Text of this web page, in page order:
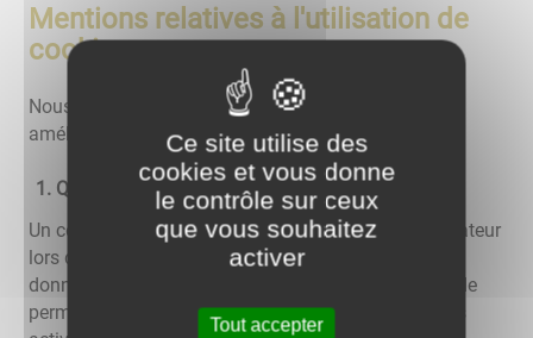
Mentions relatives à l'utilisation de
cookies
Nous utilisons différents cookies sur le site pour
améliorer l'interactivité du site.
Qu'est-ce qu'un "cookie" ?
Un cookie est un fichier texte déposé sur votre ordinateur
lors de la visite d'un site. Il permet de conserver des
données utilisateur afin de faciliter la navigation et de
permettre certaines fonctionnalités. Vous pouvez les
Ce site utilise des
cookies et vous donne
le contrôle sur ceux
que vous souhaitez
activer
Tout accepter